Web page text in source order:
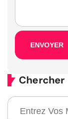
Chercher